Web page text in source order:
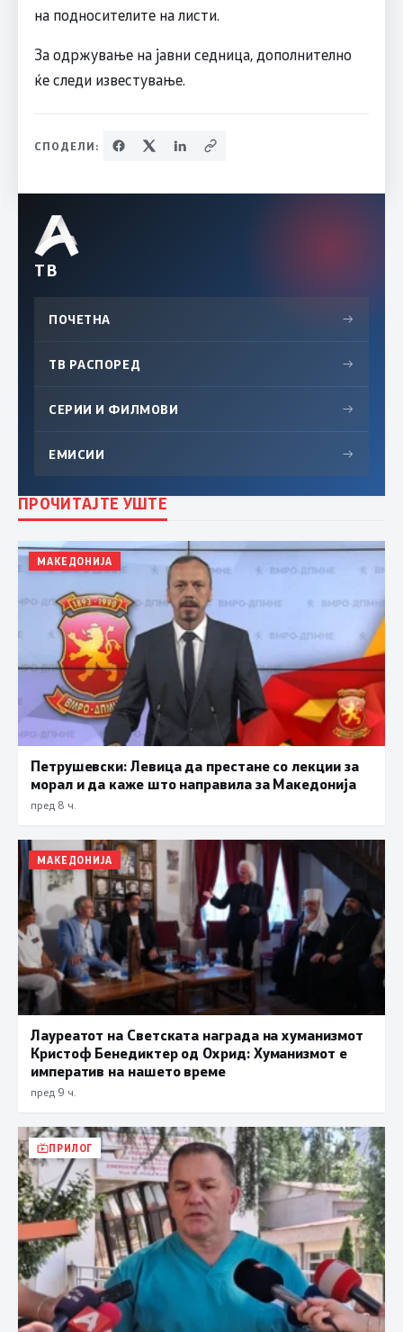
на подносителите на листи.
За одржување на јавни седница, дополнително
ќе следи известување.
СПОДЕЛИ:
ТВ
ПОЧЕТНА →
ТВ РАСПОРЕД →
СЕРИИ И ФИЛМОВИ →
ЕМИСИИ →
ПРОЧИТАЈТЕ УШТЕ
МАКЕДОНИЈА
Петрушевски: Левица да престане со лекции за
морал и да каже што направила за Македонија
пред 8 ч.
МАКЕДОНИЈА
Лауреатот на Светската награда на хуманизмот
Кристоф Бенедиктер од Охрид: Хуманизмот е
императив на нашето време
пред 9 ч.
ПРИЛОГ